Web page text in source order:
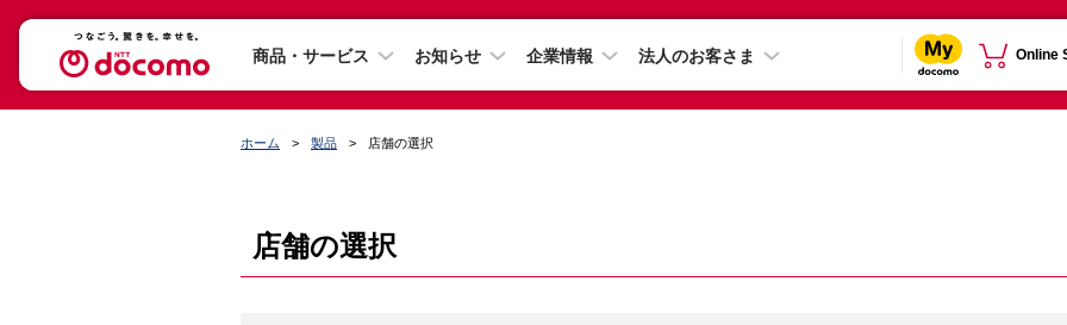
商品・サービス お知らせ 企業情報 法人のお客さま Online
ホーム 製品 店舗の選択
店舗の選択